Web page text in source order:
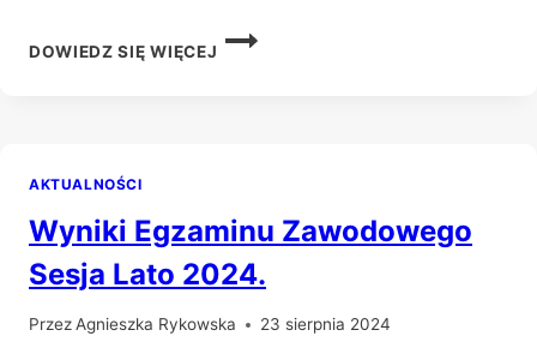
DOWIEDZ SIĘ WIĘCEJ
LISTA
POZYTYWNE
WYNIKI
PRÓB
AKTUALNOŚCI
Wyniki Egzaminu Zawodowego
Sesja Lato 2024.
PrzezAgnieszka Rykowska 23 sierpnia 2024